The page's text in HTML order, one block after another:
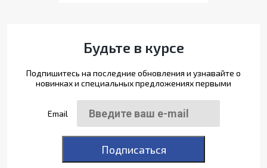
Будьте в курсе
Подпишитесь на последние обновления и узнавайте о
новинках и специальных предложениях первыми
Email
Подписаться